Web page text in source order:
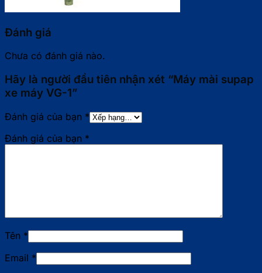
Đánh giá
Chưa có đánh giá nào.
Hãy là người đầu tiên nhận xét “Máy mài supap
xe máy VG-1”
Đánh giá của bạn *
Đánh giá của bạn *
Tên *
Email *